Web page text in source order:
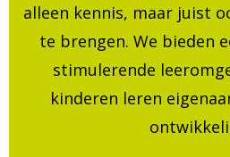
alleen kennis, maar juist
te brengen. We bieden
stimulerende
kinderen leren